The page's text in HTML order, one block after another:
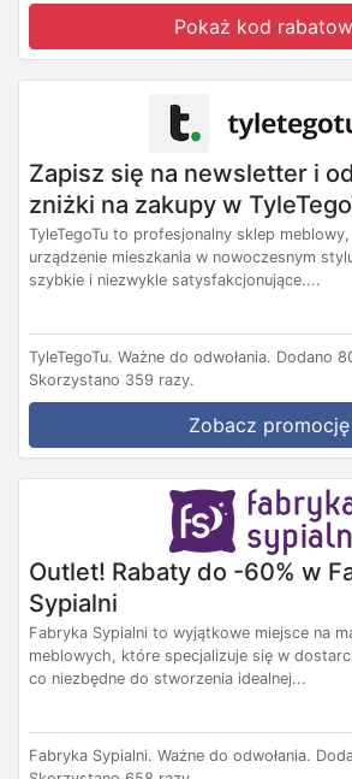
Pokaż kod
Zapisz się na newsletter i
zniżki na zakupy w
TyleTegoTu to profesjonalny sklep
urządzenie mieszkania w nowoczesnym
szybkie i niezwykle satysfakcjonujące....
TyleTegoTu. Ważne do odwołania. Dodano
Skorzystano 359 razy.
Zobacz promocję
Outlet! Rabaty do -60% w
Sypialni
Fabryka Sypialni to wyjątkowe miejsce na
meblowych, które specjalizuje się w
co niezbędne do stworzenia idealnej...
Fabryka Sypialni. Ważne do odwołania.